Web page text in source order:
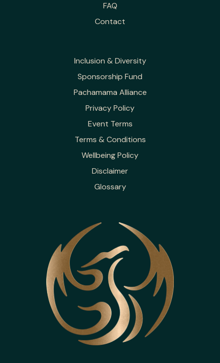
FAQ
Contact
Inclusion & Diversity
Sponsorship Fund
Pachamama Alliance
Privacy Policy
Event Terms
Terms & Conditions
Wellbeing Policy
Disclaimer
Glossary